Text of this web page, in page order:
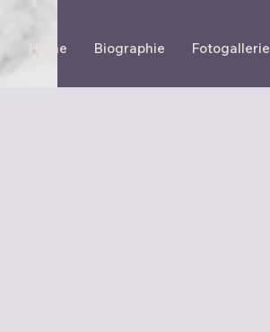
Home Biographie Fotogallerie